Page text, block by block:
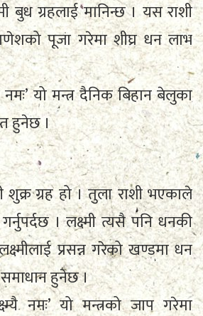
बुध ग्रहलाई मानिन्छ । यस राशी
पूजा गरेमा शीघ्र धन लाभ
यो मन्त्र दैनिक बिहान बेलुका
हुनेछ ।
शुक्र ग्रह हो । तुला राशी भएकाले
। लक्ष्मी त्यसै पनि धनकी
प्रसन्न गरेको खण्डमा धन
हुनेछ ।
नमः’ यो मन्त्रको जाप गरेमा